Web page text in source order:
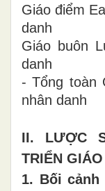
Giáo điểm
danh
Giáo buôn
danh
- Tổng toàn
nhân danh
II. LƯỢC
TRIỂN
1. Bối cảnh